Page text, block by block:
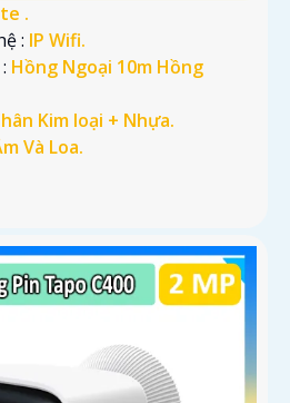
.
: IP Wifi.
Hồng Ngoại 10m Hồng
Kim loại + Nhựa.
Và Loa.